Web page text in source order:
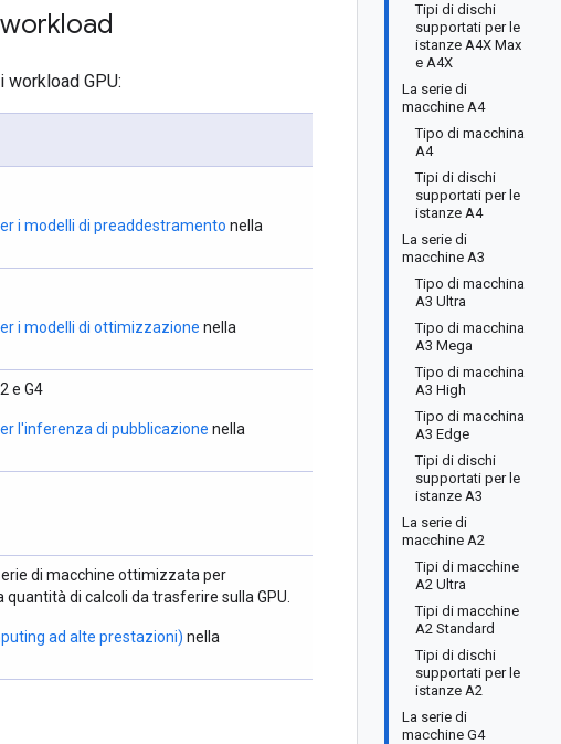
Tipi di dischi
supportati per le
istanze A4X Max
e A4X
La serie di
macchine A4
Tipo di macchina
A4
Tipi di dischi
supportati per le
istanze A4
La serie di
macchine A3
Tipo di macchina
A3 Ultra
Tipo di macchina
A3 Mega
Tipo di macchina
A3 High
Tipo di macchina
A3 Edge
Tipi di dischi
supportati per le
istanze A3
La serie di
macchine A2
Tipi di macchine
A2 Ultra
Tipi di macchine
A2 Standard
Tipi di dischi
supportati per le
istanze A2
La serie di
macchine G4
GPU:
i modelli di preaddestramento nella
i modelli di ottimizzazione nella
e G4
l'inferenza di pubblicazione nella
di macchine ottimizzata per
di calcoli da trasferire sulla GPU.
ad alte prestazioni) nella